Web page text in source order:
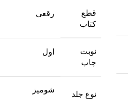
قطع
کتاب
رقعی
نوبت
چاپ
اول
نوع جلد
شومیز